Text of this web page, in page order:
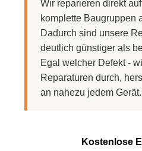
Wir reparieren direkt
komplette Baugruppen
Dadurch sind unsere
deutlich günstiger als
Egal welcher Defekt -
Reparaturen durch,
an nahezu jedem Gerät.
Kostenlose